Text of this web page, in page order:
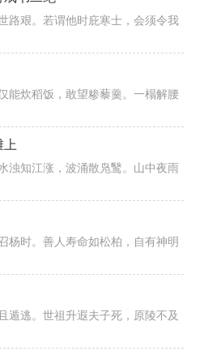
路艰。若谓他时庇寒士，会须令我
能炊稻饭，敢望糁藜羹。一榻解腰
上
浊知江涨，波涌散凫鹥。山中夜雨
杨时。善人寿命如松柏，自有神明
遁逃。世祖升遐夫子死，原陵不及